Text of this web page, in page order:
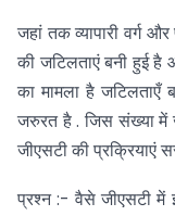
जहां तक व्यापारी वर्ग
की जटिलताएं बनी हुई
का मामला है जटिलताएँ
जरुरत है . जिस संख्या में
जीएसटी की प्रक्रियाएं
प्रश्न :- वैसे जीएसटी में